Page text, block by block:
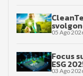
05 Ago
Focus
ESG
03 Ago